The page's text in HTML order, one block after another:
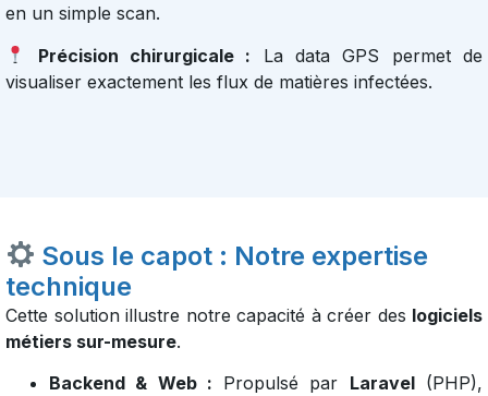
en un simple scan.
Précision chirurgicale : La data GPS permet de
visualiser exactement les flux de matières infectées.
Sous le capot : Notre expertise
technique
Cette solution illustre notre capacité à créer des logiciels
métiers sur-mesure.
Backend & Web : Propulsé par Laravel(PHP),